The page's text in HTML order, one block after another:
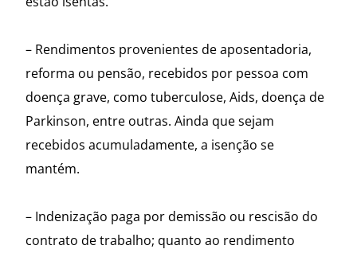
– Rendimentos provenientes de aposentadoria,
reforma ou pensão, recebidos por pessoa com
doença grave, como tuberculose, Aids, doença de
Parkinson, entre outras. Ainda que sejam
recebidos acumuladamente, a isenção se
mantém.
– Indenização paga por demissão ou rescisão do
contrato de trabalho; quanto ao rendimento